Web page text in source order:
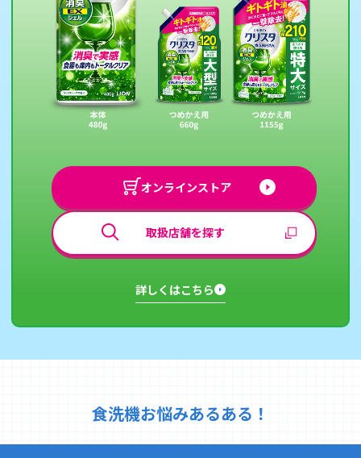
詳しくはこちら
オンラインストア
取扱店舗を探す
食洗機お悩みあるある！